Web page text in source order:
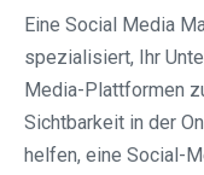
Eine Social Media
spezialisiert, Ihr
Media-Plattformen
Sichtbarkeit in der
helfen, eine Social-